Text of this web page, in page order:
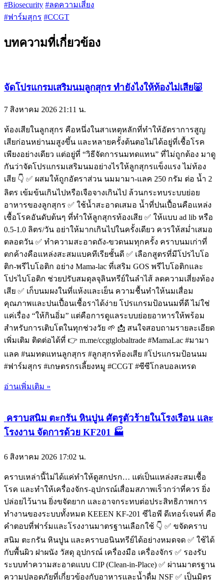
#Biosecurity #ลดความเสี่ยง
#ฟาร์มสุกร #CCGT
บทความที่เกี่ยวข้อง
จัดโปรแกรมเสริมนมลูกสุกร ทำยังไงให้ท้องไม่เสีย🐷
7 สิงหาคม 2026 21:11 น.
ท้องเสียในลูกสุกร คือหนึ่งในสาเหตุหลักที่ทำให้อัตราการสูญ
เสียก่อนหย่านมสูงขึ้น และหลายครั้งต้นตอไม่ได้อยู่ที่เชื้อโรค
เพียงอย่างเดียว แต่อยู่ที่ “วิธีจัดการนมทดแทน” ที่ไม่ถูกต้อง มาดู
กันว่าจัดโปรแกรมเสริมนมอย่างไรให้ลูกสุกรแข็งแรง ไม่ท้อง
เสีย 👇 ✅ ผสมให้ถูกอัตราส่วน นมมามา-แลค 250 กรัม ต่อ น้ำ 2
ลิตร เข้มข้นเกินไปหรือเจือจางเกินไป ล้วนกระทบระบบย่อย
อาหารของลูกสุกร ✅ ใช้น้ำสะอาดเสมอ น้ำที่ปนเปื้อนคือแหล่ง
เชื้อโรคอันดับต้นๆ ที่ทำให้ลูกสุกรท้องเสีย ✅ ให้แบบ ad lib หรือ
0.5-1.0 ลิตร/วัน อย่าให้มากเกินไปในครั้งเดียว ควรให้สม่ำเสมอ
ตลอดวัน ✅ ทำความสะอาดถัง-ขวดนมทุกครั้ง คราบนมเก่าที่
ตกค้างคือแหล่งสะสมแบคทีเรียชั้นดี ✅ เลือกสูตรที่มีโปรไบโอ
ติก-พรีไบโอติก อย่าง Mama-lac ที่เสริม GOS พรีไบโอติกและ
โปรไบโอติก ช่วยปรับสมดุลจุลินทรีย์ในลำไส้ ลดความเสี่ยงท้อง
เสีย ✅ เก็บนมผงในที่แห้งและเย็น ความชื้นทำให้นมเสื่อม
คุณภาพและปนเปื้อนเชื้อราได้ง่าย โปรแกรมป้อนนมที่ดี ไม่ใช่
แค่เรื่อง “ให้กินอิ่ม” แต่คือการดูแลระบบย่อยอาหารให้พร้อม
สำหรับการเติบโตในทุกช่วงวัย 🌱 📩 สนใจสอบถามรายละเอียด
เพิ่มเติม ติดต่อได้ที่ 👉 m.me/ccgtglobaltrade #MamaLac #มามา
แลค #นมทดแทนลูกสุกร #ลูกสุกรท้องเสีย #โปรแกรมป้อนนม
#ฟาร์มสุกร #เกษตรกรเลี้ยงหมู #CCGT #ซีซีโกลบอลเทรด
อ่านเพิ่มเติม »
คราบสนิม ตะกรัน หินปูน ศัตรูตัวร้ายในโรงเรือน และ
โรงงาน จัดการด้วย KF201 🏭
6 สิงหาคม 2026 17:02 น.
คราบเหล่านี้ไม่ได้แค่ทำให้ดูสกปรก… แต่เป็นแหล่งสะสมเชื้อ
โรค และทำให้เครื่องจักร-อุปกรณ์เสื่อมสภาพเร็วกว่าที่ควร ยิ่ง
ปล่อยไว้นาน ยิ่งขจัดยาก และอาจกระทบต่อประสิทธิภาพการ
ทำงานของระบบทั้งหมด KEEEN KF-201 ซีไอพี ดีเทอร์เจนท์ คือ
คำตอบที่ฟาร์มและโรงงานมาตรฐานเลือกใช้ 👇 ✅ ขจัดคราบ
สนิม ตะกรัน หินปูน และคราบอนินทรีย์ได้อย่างหมดจด ✅ ใช้ได้
กับพื้นผิว ฝาผนัง วัสดุ อุปกรณ์ เครื่องมือ เครื่องจักร ✅ รองรับ
ระบบทำความสะอาดแบบ CIP (Clean-in-Place) ✅ ผ่านมาตรฐาน
ความปลอดภัยที่เกี่ยวข้องกับอาหารและน้ำดื่ม NSF ✅ เป็นมิตร